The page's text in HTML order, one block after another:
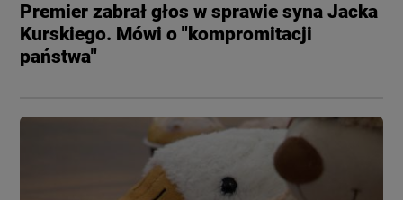
Premier zabrał głos w sprawie syna Jacka
Kurskiego. Mówi o "kompromitacji
państwa"